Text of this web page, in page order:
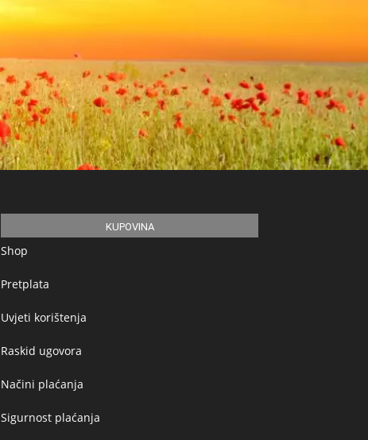
KUPOVINA
Shop
Pretplata
Uvjeti korištenja
Raskid ugovora
Načini plaćanja
Sigurnost plaćanja